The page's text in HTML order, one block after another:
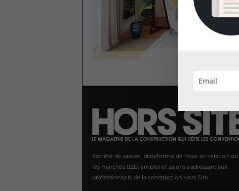
Société de presse, plateforme de mise en relation sur
les marchés B2B, emploi et salons s'adressant aux
professionnels de la construction Hors Site.